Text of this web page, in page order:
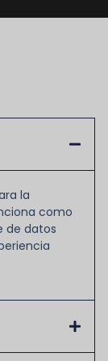
la
como
de datos